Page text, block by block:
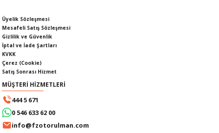
ÜRÜNLERİ
KOLU
Üyelik Sözleşmesi
Mesafeli Satış Sözleşmesi
Gizlilik ve Güvenlik
İptal ve İade Şartları
KVKK
Çerez (Cookie)
Satış Sonrası Hizmet
MÜŞTERİ HİZMETLERİ
444 5 671
0 546 633 62 00
info@fzotorulman.com